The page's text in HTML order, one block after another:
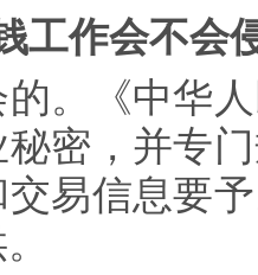
工作会不会
。《中华
密，并专
易信息要